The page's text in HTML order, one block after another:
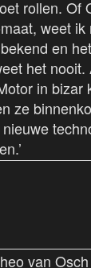
rollen. Of
weet ik
en
het nooit.
in bizar
ze
van Osch